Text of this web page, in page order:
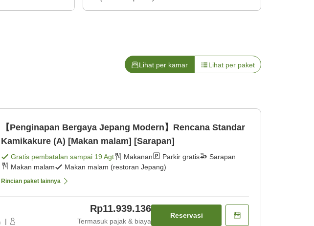
Lihat per kamar Lihat per paket
【Penginapan Bergaya Jepang Modern】Rencana Standar
Kamikakure (A) [Makan malam] [Sarapan]
Gratis pembatalan sampai 19 Agt Makanan Parkir gratis
Sarapan
Makan malam
Makan malam (restoran Jepang)
Rincian paket lainnya
|
Rp11.939.136
Termasuk pajak & biaya
Reservasi